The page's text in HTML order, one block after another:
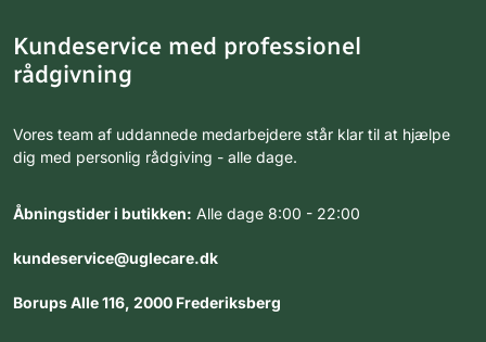
Kundeservice med professionel
rådgivning
Vores team af uddannede medarbejdere står klar til at hjælpe
dig med personlig rådgiving - alle dage.
Åbningstider i butikken: Alle dage 8:00 - 22:00
kundeservice@uglecare.dk
Borups Alle 116, 2000 Frederiksberg